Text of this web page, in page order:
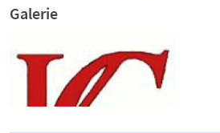
Galerie